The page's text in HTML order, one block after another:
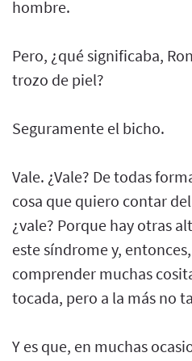
hombre.
Pero, ¿qué significaba,
trozo de piel?
Seguramente el bicho.
Vale. ¿Vale? De todas
cosa que quiero contar
¿vale? Porque hay otras
este síndrome y,
comprender muchas
tocada, pero a la más no
Y es que, en muchas